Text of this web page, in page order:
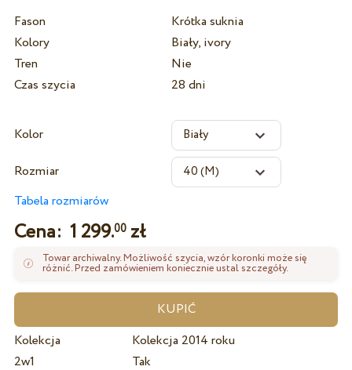
Fason
Krótka suknia
Kolory
Biały, ivory
Tren
Nie
Czas szycia
28 dni
Kolor
Rozmiar
Tabela rozmiarów
Cena: 1 299.00zł
Towar archiwalny. Możliwość szycia, wzór koronki może się
różnić. Przed zamówieniem koniecznie ustal szczegóły.
Kolekcja
Kolekcja 2014 roku
2w1
Tak